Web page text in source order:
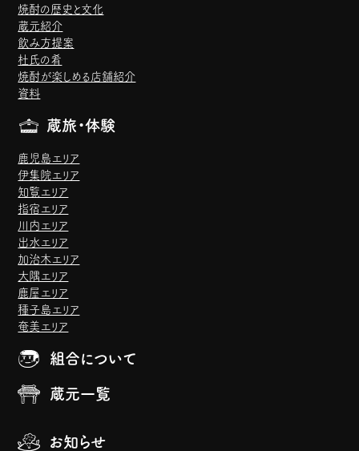
焼酎の歴史と文化
蔵元紹介
飲み方提案
杜氏の肴
焼酎が楽しめる店舗紹介
資料
蔵旅・体験
鹿児島エリア
伊集院エリア
知覧エリア
指宿エリア
川内エリア
出水エリア
加治木エリア
大隅エリア
鹿屋エリア
種子島エリア
奄美エリア
組合について
蔵元一覧
お知らせ